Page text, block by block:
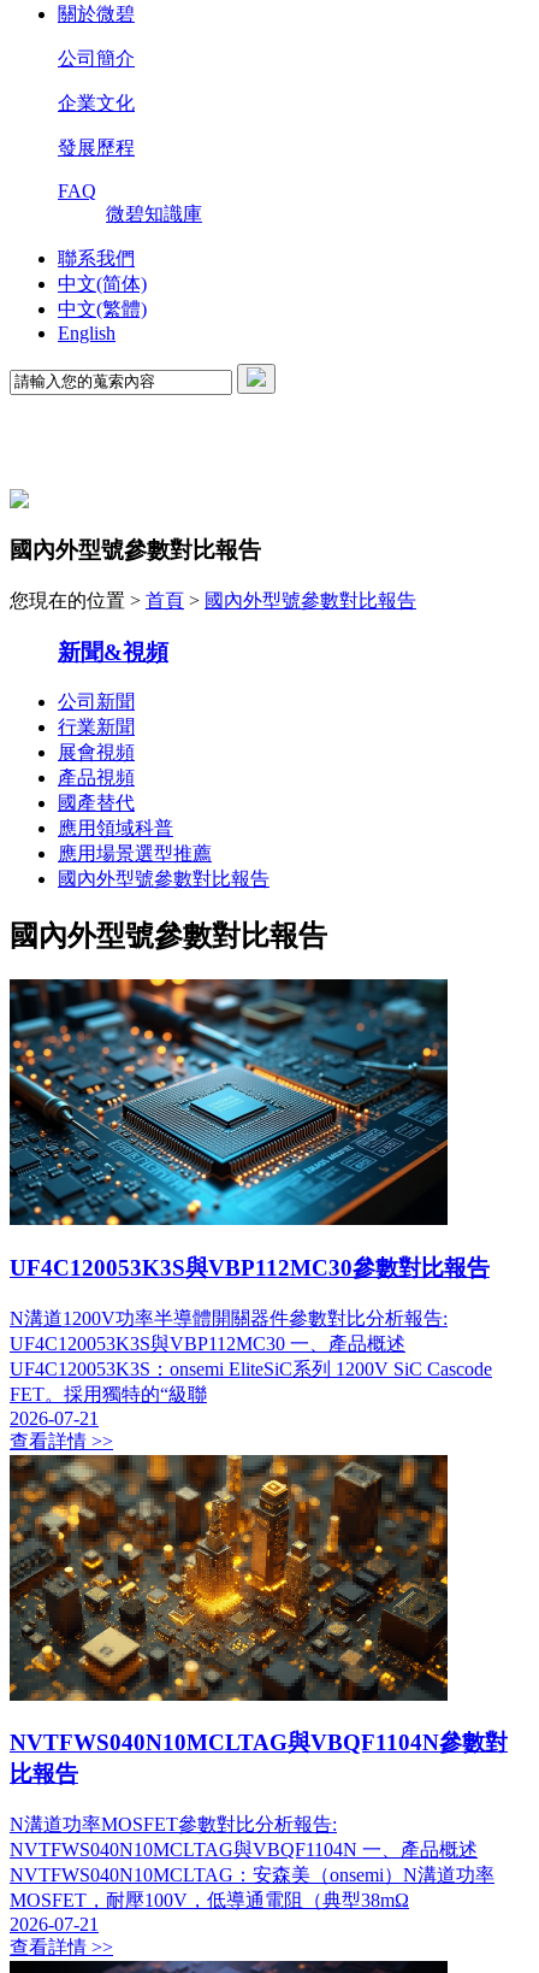
關於微碧
公司簡介
企業文化
發展歷程
FAQ
微碧知識庫
聯系我們
中文(简体)
中文(繁體)
English
國內外型號參數對比報告
您現在的位置 > 首頁 > 國內外型號參數對比報告
新聞&視頻
公司新聞
行業新聞
展會視頻
產品視頻
國產替代
應用領域科普
應用場景選型推薦
國內外型號參數對比報告
國內外型號參數對比報告
UF4C120053K3S與VBP112MC30參數對比報告
N溝道1200V功率半導體開關器件參數對比分析報告:
UF4C120053K3S與VBP112MC30 一、產品概述
UF4C120053K3S：onsemi EliteSiC系列 1200V SiC Cascode
FET。採用獨特的“級聯
2026-07-21
查看詳情 >>
NVTFWS040N10MCLTAG與VBQF1104N參數對
比報告
N溝道功率MOSFET參數對比分析報告:
NVTFWS040N10MCLTAG與VBQF1104N 一、產品概述
NVTFWS040N10MCLTAG：安森美（onsemi）N溝道功率
MOSFET，耐壓100V，低導通電阻（典型38mΩ
2026-07-21
查看詳情 >>